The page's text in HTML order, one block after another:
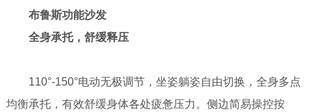
布鲁斯功能沙发
全身承托，舒缓释压
110°-150°电动无极调节，坐姿躺姿自由切换，全身多点
均衡承托，有效舒缓身体各处疲惫压力。侧边简易操控按